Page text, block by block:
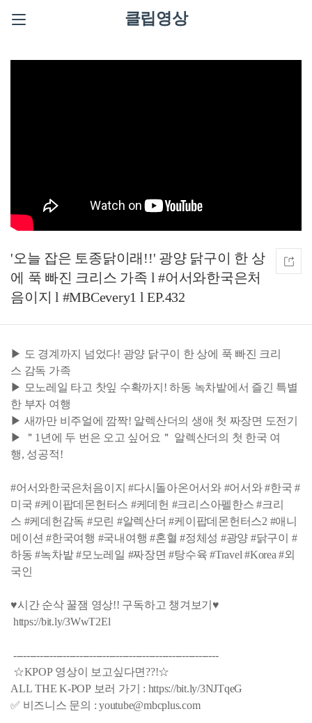
클립영상
'오늘 잡은 토종닭이래!!' 광양 닭구이 한 상
에 푹 빠진 크리스 가족 l #어서와한국은처
음이지 l #MBCevery1 l EP.432
▶ 도 경계까지 넘었다! 광양 닭구이 한 상에 푹 빠진 크리
스 감독 가족
▶ 모노레일 타고 찻잎 수확까지! 하동 녹차밭에서 즐긴 특별
한 부자 여행
▶ 새까만 비주얼에 깜짝! 알렉산더의 생애 첫 짜장면 도전기
▶ ＂1년에 두 번은 오고 싶어요＂ 알렉산더의 첫 한국 여
행, 성공적!
#어서와한국은처음이지 #다시돌아온어서와 #어서와 #한국 #
미국 #케이팝데몬헌터스 #케데헌 #크리스아펠한스 #크리
스 #케데헌감독 #모린 #알렉산더 #케이팝데몬헌터스2 #애니
메이션 #한국여행 #국내여행 #혼혈 #정체성 #광양 #닭구이 #
하동 #녹차밭 #모노레일 #짜장면 #탕수육 #Travel #Korea #외
국인
♥시간 순삭 꿀잼 영상!! 구독하고 챙겨보기♥
https://bit.ly/3WwT2El
--------------------------------------------------------------
☆KPOP 영상이 보고싶다면??!☆
ALL THE K-POP 보러 가기 : https://bit.ly/3NJTqeG
✅ 비즈니스 문의 : youtube@mbcplus.com